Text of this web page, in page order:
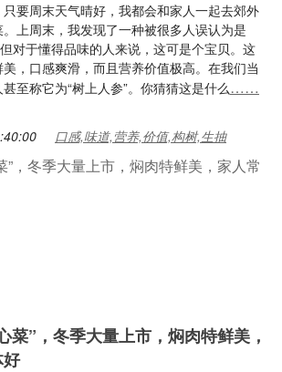
要周末天气晴好，我都会和家人一起去郊外
上周末，我发现了一种被很多人误认为是
对于懂得品味的人来说，这可是个宝贝。这
，口感爽滑，而且营养价值极高。在我们当
至称它为“树上人参”。你猜猜这是什么……
口感,味道,营养,价值,构树,生抽
菜”，冬季大量上市，焖肉特鲜美，